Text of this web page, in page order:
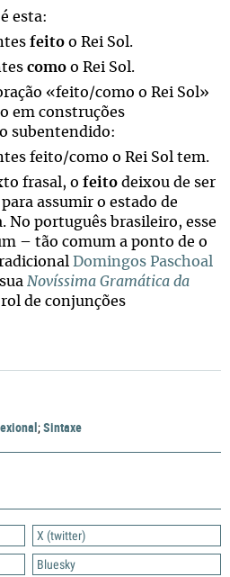
X (twitter)
Bluesky
esta:
feito o Rei Sol.
como o Rei Sol.
«feito/como o Rei Sol»
em construções
subentendido:
feito/como o Rei Sol tem.
frasal, o feito deixou de ser
assumir o estado de
No português brasileiro, esse
– tão comum a ponto de o
Domingos Paschoal
Novíssima Gramática da
de conjunções
;Sintaxe